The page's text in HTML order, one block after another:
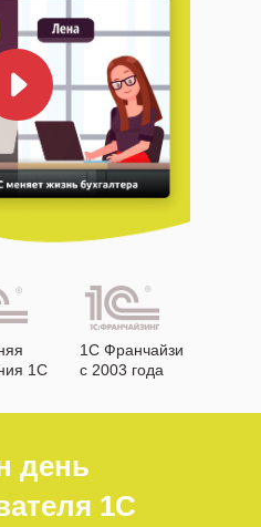
1С Франчайзи
с 2003 года
1С
день
1С